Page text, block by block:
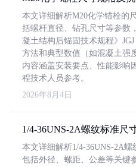
本文详细解析M20化学锚栓的
括螺杆直径、钻孔尺寸等参数
凝土结构后锚固技术规程》
方法和典型数值（如混凝土强
内容涵盖安装要点、性能影响
程技术人员参考。
2026年8月4日
1/4-36UNS-2A螺纹标准尺
本文详细解析1/4-36UNS-2A螺
包括外径、螺距、公差等关键